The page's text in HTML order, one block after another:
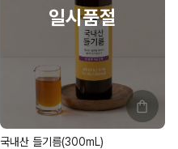
국내산 들기름(300mL)